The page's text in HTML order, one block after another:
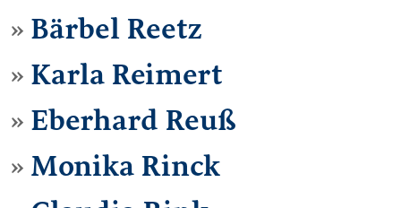
Bärbel Reetz
Karla Reimert
Eberhard Reuß
Monika Rinck